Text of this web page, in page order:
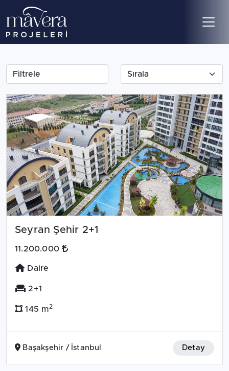
Filtrele
Seyran Şehir 2+1
11.200.000
Daire
2+1
145 m2
Başakşehir / İstanbul Detay